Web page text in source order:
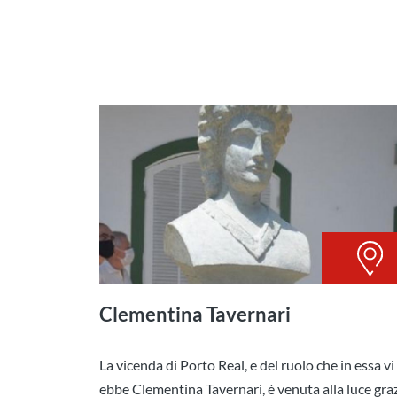
Clementina Tavernari
La vicenda di Porto Real, e del ruolo che in essa vi
ebbe Clementina Tavernari, è venuta alla luce